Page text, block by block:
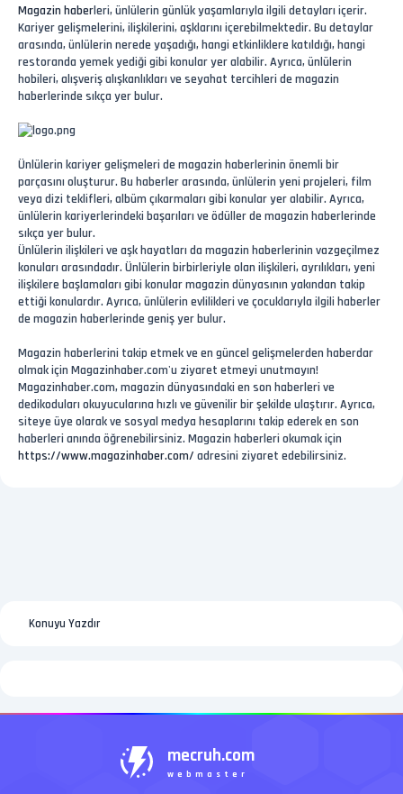
Magazin haberleri, ünlülerin günlük yaşamlarıyla ilgili detayları içerir.
Kariyer gelişmelerini, ilişkilerini, aşklarını içerebilmektedir. Bu detaylar
arasında, ünlülerin nerede yaşadığı, hangi etkinliklere katıldığı, hangi
restoranda yemek yediği gibi konular yer alabilir. Ayrıca, ünlülerin
hobileri, alışveriş alışkanlıkları ve seyahat tercihleri de magazin
haberlerinde sıkça yer bulur.
Ünlülerin kariyer gelişmeleri de magazin haberlerinin önemli bir
parçasını oluşturur. Bu haberler arasında, ünlülerin yeni projeleri, film
veya dizi teklifleri, albüm çıkarmaları gibi konular yer alabilir. Ayrıca,
ünlülerin kariyerlerindeki başarıları ve ödüller de magazin haberlerinde
sıkça yer bulur.
Ünlülerin ilişkileri ve aşk hayatları da magazin haberlerinin vazgeçilmez
konuları arasındadır. Ünlülerin birbirleriyle olan ilişkileri, ayrılıkları, yeni
ilişkilere başlamaları gibi konular magazin dünyasının yakından takip
ettiği konulardır. Ayrıca, ünlülerin evlilikleri ve çocuklarıyla ilgili haberler
de magazin haberlerinde geniş yer bulur.
Magazin haberlerini takip etmek ve en güncel gelişmelerden haberdar
olmak için Magazinhaber.com'u ziyaret etmeyi unutmayın!
Magazinhaber.com, magazin dünyasındaki en son haberleri ve
dedikoduları okuyucularına hızlı ve güvenilir bir şekilde ulaştırır. Ayrıca,
siteye üye olarak ve sosyal medya hesaplarını takip ederek en son
haberleri anında öğrenebilirsiniz. Magazin haberleri okumak için
https://www.magazinhaber.com/ adresini ziyaret edebilirsiniz.
Konuyu Yazdır
mecruh.com
webmaster